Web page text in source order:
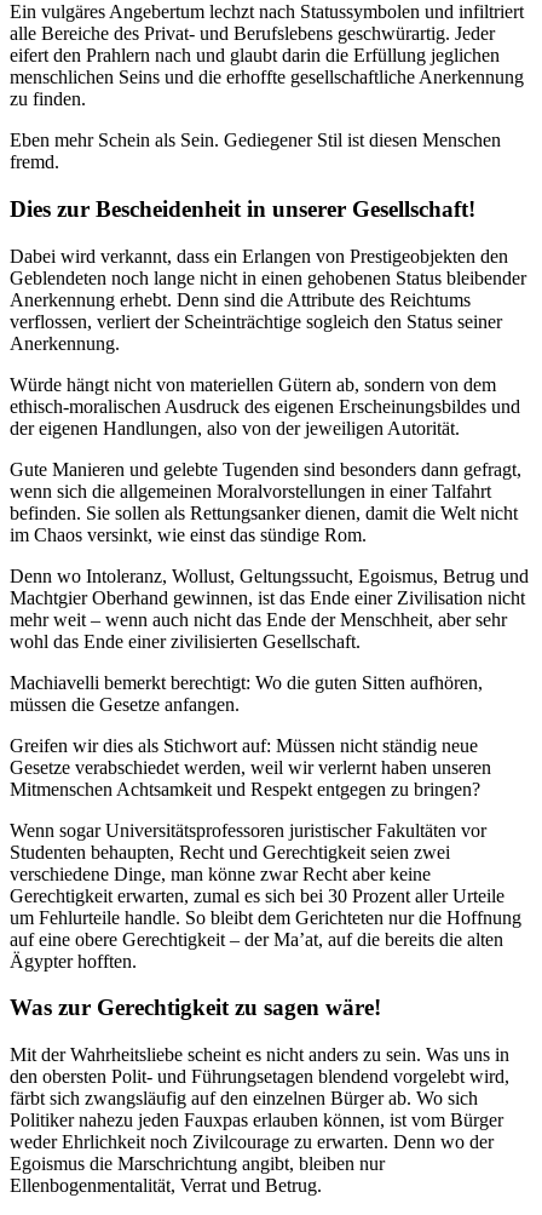
Ein vulgäres Angebertum lechzt nach Statussymbolen und infiltriert
alle Bereiche des Privat- und Berufslebens geschwürartig. Jeder
eifert den Prahlern nach und glaubt darin die Erfüllung jeglichen
menschlichen Seins und die erhoffte gesellschaftliche Anerkennung
zu finden.
Eben mehr Schein als Sein. Gediegener Stil ist diesen Menschen
fremd.
Dies zur Bescheidenheit in unserer Gesellschaft!
Dabei wird verkannt, dass ein Erlangen von Prestigeobjekten den
Geblendeten noch lange nicht in einen gehobenen Status bleibender
Anerkennung erhebt. Denn sind die Attribute des Reichtums
verflossen, verliert der Scheinträchtige sogleich den Status seiner
Anerkennung.
Würde hängt nicht von materiellen Gütern ab, sondern von dem
ethisch-moralischen Ausdruck des eigenen Erscheinungsbildes und
der eigenen Handlungen, also von der jeweiligen Autorität.
Gute Manieren und gelebte Tugenden sind besonders dann gefragt,
wenn sich die allgemeinen Moralvorstellungen in einer Talfahrt
befinden. Sie sollen als Rettungsanker dienen, damit die Welt nicht
im Chaos versinkt, wie einst das sündige Rom.
Denn wo Intoleranz, Wollust, Geltungssucht, Egoismus, Betrug und
Machtgier Oberhand gewinnen, ist das Ende einer Zivilisation nicht
mehr weit – wenn auch nicht das Ende der Menschheit, aber sehr
wohl das Ende einer zivilisierten Gesellschaft.
Machiavelli bemerkt berechtigt: Wo die guten Sitten aufhören,
müssen die Gesetze anfangen.
Greifen wir dies als Stichwort auf: Müssen nicht ständig neue
Gesetze verabschiedet werden, weil wir verlernt haben unseren
Mitmenschen Achtsamkeit und Respekt entgegen zu bringen?
Wenn sogar Universitätsprofessoren juristischer Fakultäten vor
Studenten behaupten, Recht und Gerechtigkeit seien zwei
verschiedene Dinge, man könne zwar Recht aber keine
Gerechtigkeit erwarten, zumal es sich bei 30 Prozent aller Urteile
um Fehlurteile handle. So bleibt dem Gerichteten nur die Hoffnung
auf eine obere Gerechtigkeit – der Ma’at, auf die bereits die alten
Ägypter hofften.
Was zur Gerechtigkeit zu sagen wäre!
Mit der Wahrheitsliebe scheint es nicht anders zu sein. Was uns in
den obersten Polit- und Führungsetagen blendend vorgelebt wird,
färbt sich zwangsläufig auf den einzelnen Bürger ab. Wo sich
Politiker nahezu jeden Fauxpas erlauben können, ist vom Bürger
weder Ehrlichkeit noch Zivilcourage zu erwarten. Denn wo der
Egoismus die Marschrichtung angibt, bleiben nur
Ellenbogenmentalität, Verrat und Betrug.